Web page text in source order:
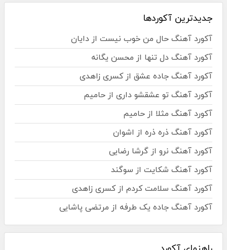
جدیدترین آکوردها
آکورد آهنگ حال من خوب نیست از دایان
آکورد آهنگ دل تنها از محسن یگانه
آکورد آهنگ جاده عشق از کسری زاهدی
آکورد آهنگ تو عشقشو داری از حامیم
آکورد آهنگ مثلا از حامیم
آکورد آهنگ ذره ذره از اشوان
آکورد آهنگ نرو از گرشا رضایی
آکورد آهنگ شکایت از سوگند
آکورد آهنگ سلامت کردم از کسری زاهدی
آکورد آهنگ جاده یک طرفه از مرتضی پاشایی